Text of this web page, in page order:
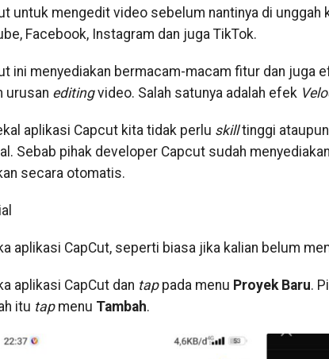
untuk mengedit video sebelum nantinya di
Facebook, Instagram dan juga TikTok.
ini menyediakan bermacam-macam fitur dan juga
urusan editingvideo. Salah satunya adalah efek
aplikasi Capcut kita tidak perlu skilltinggi
Sebab pihak developer Capcut sudah
secara otomatis.
aplikasi CapCut, seperti biasa jika kalian belum
aplikasi CapCut dan tappada menu Proyek Baru.
itu tapmenu Tambah.